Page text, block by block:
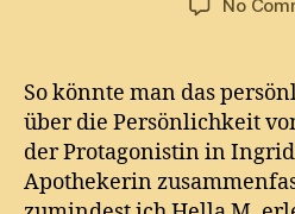
No
So könnte man das
über die Persönlichkeit
der Protagonistin in
Apothekerin